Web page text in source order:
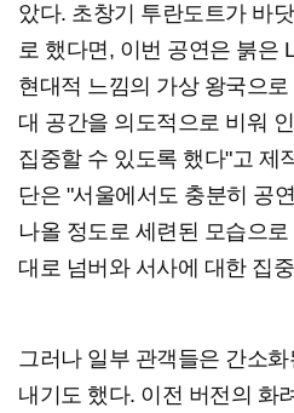
았다. 초창기 투란도트가 바
로 했다면, 이번 공연은 붉은
현대적 느낌의 가상 왕국으
대 공간을 의도적으로 비워
집중할 수 있도록 했다"고 제
단은 "서울에서도 충분히 공
나올 정도로 세련된 모습으
대로 넘버와 서사에 대한 집
그러나 일부 관객들은 간소
내기도 했다. 이전 버전의 화